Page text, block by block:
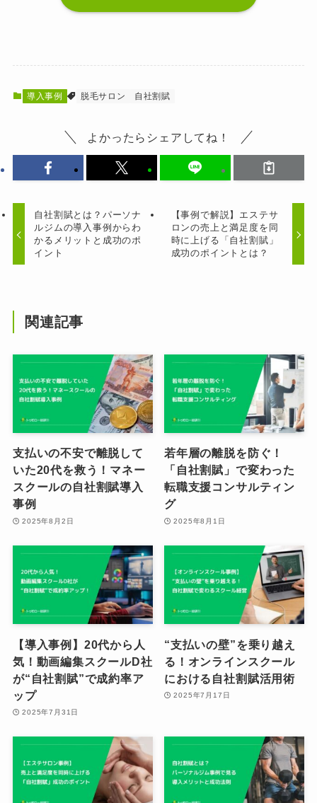
導入事例 脱毛サロン 自社割賦
よかったらシェアしてね！
自社割賦とは？パーソナ
ルジムの導入事例からわ
かるメリットと成功のポ
イント
【事例で解説】エステサ
ロンの売上と満足度を同
時に上げる「自社割賦」
成功のポイントとは？
関連記事
支払いの不安で離脱して
いた20代を救う！マネー
スクールの自社割賦導入
事例
2025年8月2日
若年層の離脱を防ぐ！
「自社割賦」で変わった
転職支援コンサルティン
グ
2025年8月1日
【導入事例】20代から人
気！動画編集スクールD社
が“自社割賦”で成約率ア
ップ
2025年7月31日
“支払いの壁”を乗り越え
る！オンラインスクール
における自社割賦活用術
2025年7月17日